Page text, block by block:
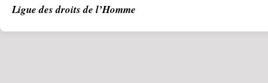
Ligue des droits de l’Homme